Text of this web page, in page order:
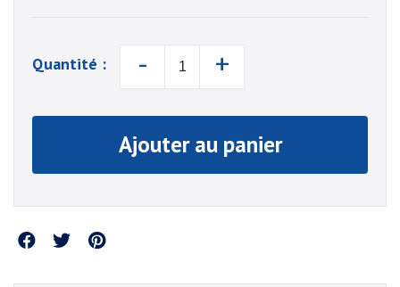
Quantité : - +
Ajouter au panier
Partager